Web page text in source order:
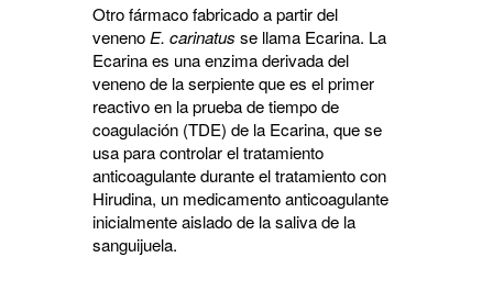
Otro fármaco fabricado a partir del
veneno E. carinatus se llama Ecarina. La
Ecarina es una enzima derivada del
veneno de la serpiente que es el primer
reactivo en la prueba de tiempo de
coagulación (TDE) de la Ecarina, que se
usa para controlar el tratamiento
anticoagulante durante el tratamiento con
Hirudina, un medicamento anticoagulante
inicialmente aislado de la saliva de la
sanguijuela.